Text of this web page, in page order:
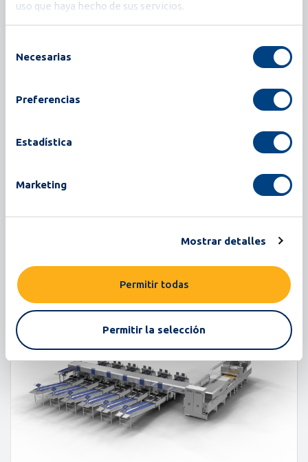
uso que haya hecho de sus servicios.
Necesarias
Preferencias
Estadística
Marketing
Mostrar detalles
Permitir todas
Permitir la selección
nuevo estándar en el procesamiento de huevos.
rompedoras de huevos Synchro, Proxima ofrece
un mayor rendimiento, una higiene superior y una
la detección avanzada, Proxima está diseñada
más fiabilidad y una mayor preparación para el